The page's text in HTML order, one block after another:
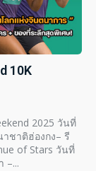
10K
2025 วันที่
ชาติฮ่องกง– รี
of Stars วันที่
–...